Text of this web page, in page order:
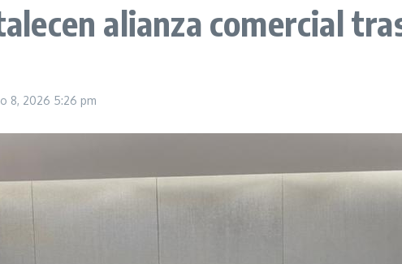
alianza comercial
8, 2026 5:26 pm